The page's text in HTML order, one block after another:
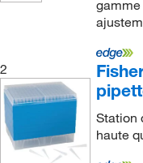
Universal Fit
(4)
Molecular
MultiRack (40)
(22)
Optifit FlexiBulk
(4)
2
Station
haute